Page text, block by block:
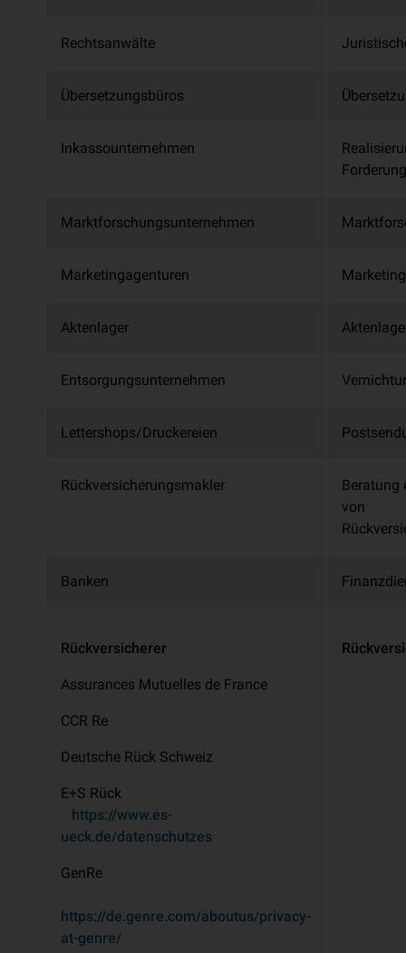
Rechtsanwälte
Übersetzungsbüros
Inkassounternehmen
Marktforschungsunternehmen
Marketingagenturen
Aktenlager
Entsorgungsunternehmen
Lettershops/Druckereien
Rückversicherungsmakler
Beratung
von
Banken
Rückversicherer
Assurances Mutuelles de France
CCR Re
Deutsche Rück Schweiz
E+S Rück
https://www.es-
ueck.de/datenschutzes
GenRe
https://de.genre.com/aboutus/privacy-
at-genre/